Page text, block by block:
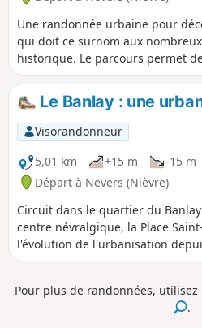
Une randonnée urbaine pour
qui doit ce surnom aux
historique. Le parcours permet
incontournables de la capitale
la cathédrale, les rues
mais aussi de nombreuses rues
anciennes, des parcs et le Port de
Le Banlay : une
Visorandonneur
5,01 km
+15 m -15 m
Départ à Nevers (Nièvre)
Circuit dans le quartier du
centre névralgique, la Place
l'évolution de l'urbanisation
Pour plus de randonnées, utilisez
.